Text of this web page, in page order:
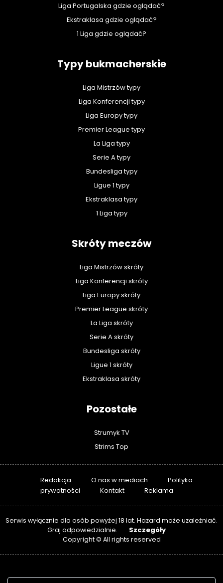
Liga Portugalska gdzie oglądać?
Ekstraklasa gdzie oglądać?
1 Liga gdzie oglądać?
Typy bukmacherskie
Liga Mistrzów typy
Liga Konferencji typy
Liga Europy typy
Premier League typy
La Liga typy
Serie A typy
Bundesliga typy
Ligue 1 typy
Ekstraklasa typy
1 Liga typy
Skróty meczów
Liga Mistrzów skróty
Liga Konferencji skróty
Liga Europy skróty
Premier League skróty
La Liga skróty
Serie A skróty
Bundesliga skróty
Ligue 1 skróty
Ekstraklasa skróty
Pozostałe
Strumyk TV
Strims Top
Redakcja O nas w mediach
Polityka
prywatności
Kontakt Reklama
Serwis wyłącznie dla osób powyżej 18 lat. Hazard może uzależniać.
Graj odpowiedzialnie.
Szczegóły
Copyright © All rights reserved